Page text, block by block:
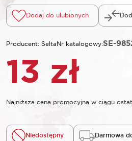
Dodaj do ulubionych
Producent: SeltaNr katalogowy:SE-
13 zł
Najniższa cena promocyjna w ciągu
Niedostępny Darmowa